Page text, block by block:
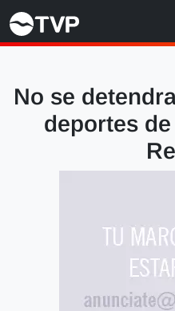
No se
deportes